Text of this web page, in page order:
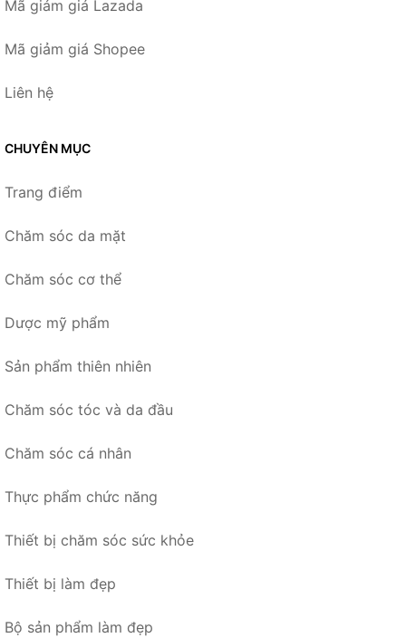
Mã giảm giá Lazada
Mã giảm giá Shopee
Liên hệ
CHUYÊN MỤC
Trang điểm
Chăm sóc da mặt
Chăm sóc cơ thể
Dược mỹ phẩm
Sản phẩm thiên nhiên
Chăm sóc tóc và da đầu
Chăm sóc cá nhân
Thực phẩm chức năng
Thiết bị chăm sóc sức khỏe
Thiết bị làm đẹp
Bộ sản phẩm làm đẹp